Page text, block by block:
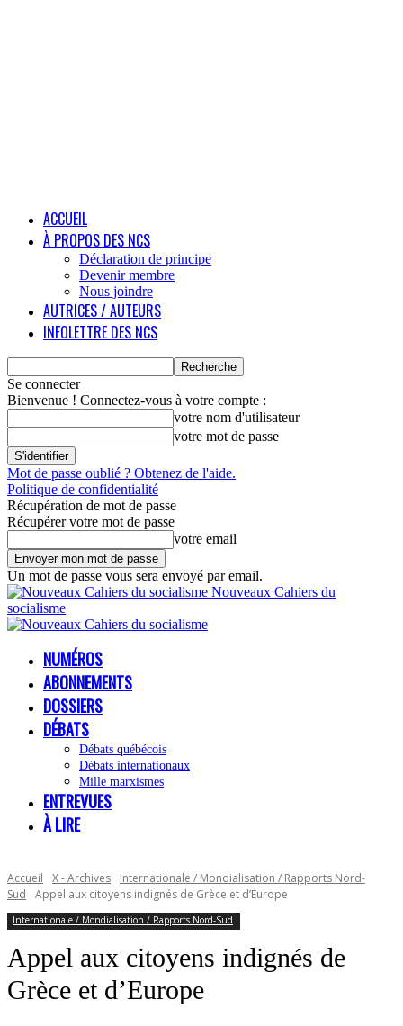
ACCUEIL
À PROPOS DES NCS
Déclaration de principe
Devenir membre
Nous joindre
AUTRICES / AUTEURS
INFOLETTRE DES NCS
Se connecter
Bienvenue ! Connectez-vous à votre compte :
votre nom d'utilisateur
votre mot de passe
Mot de passe oublié ? Obtenez de l'aide.
Politique de confidentialité
Récupération de mot de passe
Récupérer votre mot de passe
votre email
Un mot de passe vous sera envoyé par email.
Nouveaux Cahiers du
socialisme
NUMÉROS
ABONNEMENTS
DOSSIERS
DÉBATS
Débats québécois
Débats internationaux
Mille marxismes
ENTREVUES
À LIRE
Accueil X - Archives
Internationale / Mondialisation / Rapports Nord-
Sud
Appel aux citoyens indignés de Grèce et d’Europe
Internationale / Mondialisation / Rapports Nord-Sud
Appel aux citoyens indignés de
Grèce et d’Europe